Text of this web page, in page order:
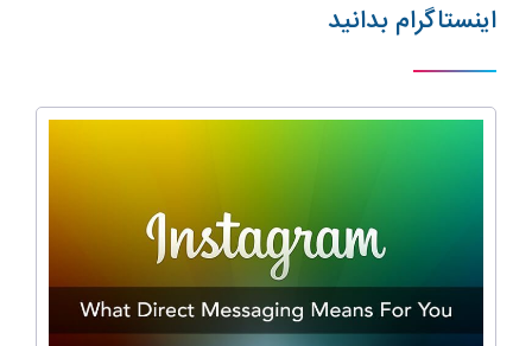
اینستاگرام بدانید